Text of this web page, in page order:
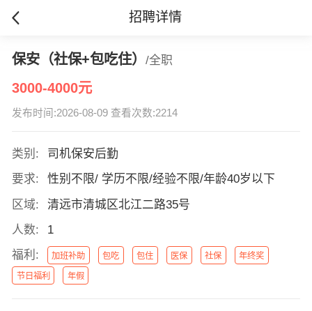
招聘详情
保安（社保+包吃住） /全职
3000-4000元
发布时间:2026-08-09 查看次数:2214
类别:
司机保安后勤
要求:
性别不限/ 学历不限/经验不限/年龄40岁以下
区域:
清远市清城区北江二路35号
人数:
1
福利:
加班补助 包吃 包住 医保 社保 年终奖
节日福利 年假